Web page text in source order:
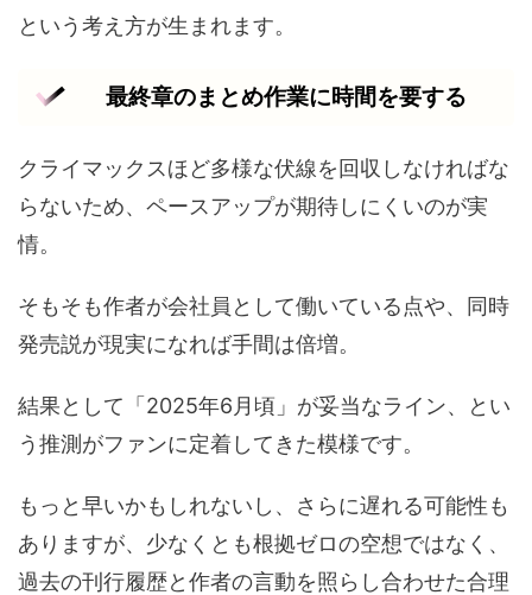
という考え方が生まれます。
最終章のまとめ作業に時間を要する
クライマックスほど多様な伏線を回収しなければな
らないため、ペースアップが期待しにくいのが実
情。
そもそも作者が会社員として働いている点や、同時
発売説が現実になれば手間は倍増。
結果として「2025年6月頃」が妥当なライン、とい
う推測がファンに定着してきた模様です。
もっと早いかもしれないし、さらに遅れる可能性も
ありますが、少なくとも根拠ゼロの空想ではなく、
過去の刊行履歴と作者の言動を照らし合わせた合理